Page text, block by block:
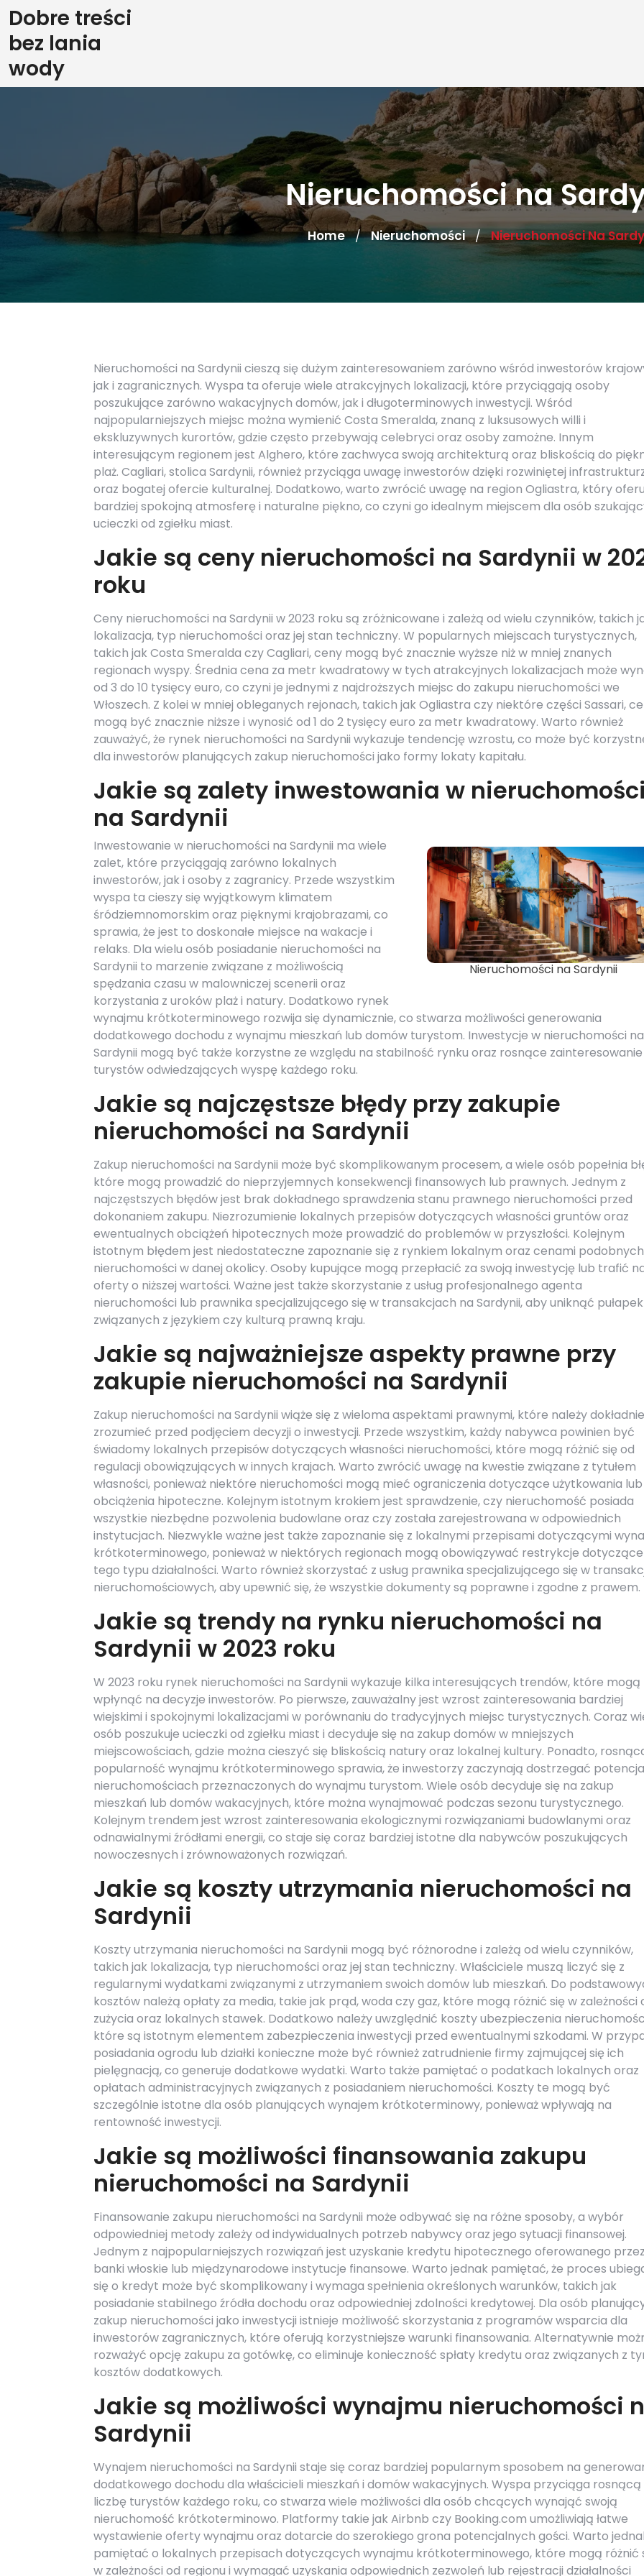
Skip
to
content
Dobre treści
bez lania
wody
Nieruchomości na
Home / Nieruchomości / Nieruchomości Na
Nieruchomości na Sardynii cieszą się dużym zainteresowaniem zarówno wśród inwestorów
jak i zagranicznych. Wyspa ta oferuje wiele atrakcyjnych lokalizacji, które przyciągają osoby
poszukujące zarówno wakacyjnych domów, jak i długoterminowych inwestycji. Wśród
najpopularniejszych miejsc można wymienić Costa Smeralda, znaną z luksusowych willi i
ekskluzywnych kurortów, gdzie często przebywają celebryci oraz osoby zamożne. Innym
interesującym regionem jest Alghero, które zachwyca swoją architekturą oraz bliskością do
plaż. Cagliari, stolica Sardynii, również przyciąga uwagę inwestorów dzięki rozwiniętej
oraz bogatej ofercie kulturalnej. Dodatkowo, warto zwrócić uwagę na region Ogliastra, który
bardziej spokojną atmosferę i naturalne piękno, co czyni go idealnym miejscem dla osób
ucieczki od zgiełku miast.
Jakie są ceny nieruchomości na Sardynii w
roku
Ceny nieruchomości na Sardynii w 2023 roku są zróżnicowane i zależą od wielu czynników, takich
lokalizacja, typ nieruchomości oraz jej stan techniczny. W popularnych miejscach turystycznych,
takich jak Costa Smeralda czy Cagliari, ceny mogą być znacznie wyższe niż w mniej znanych
regionach wyspy. Średnia cena za metr kwadratowy w tych atrakcyjnych lokalizacjach może
od 3 do 10 tysięcy euro, co czyni je jednymi z najdroższych miejsc do zakupu nieruchomości we
Włoszech. Z kolei w mniej obleganych rejonach, takich jak Ogliastra czy niektóre części Sassari,
mogą być znacznie niższe i wynosić od 1 do 2 tysięcy euro za metr kwadratowy. Warto również
zauważyć, że rynek nieruchomości na Sardynii wykazuje tendencję wzrostu, co może być
dla inwestorów planujących zakup nieruchomości jako formy lokaty kapitału.
Jakie są zalety inwestowania w nieruchomości
na Sardynii
Nieruchomości na Sardynii
Inwestowanie w nieruchomości na Sardynii ma wiele
zalet, które przyciągają zarówno lokalnych
inwestorów, jak i osoby z zagranicy. Przede wszystkim
wyspa ta cieszy się wyjątkowym klimatem
śródziemnomorskim oraz pięknymi krajobrazami, co
sprawia, że jest to doskonałe miejsce na wakacje i
relaks. Dla wielu osób posiadanie nieruchomości na
Sardynii to marzenie związane z możliwością
spędzania czasu w malowniczej scenerii oraz
korzystania z uroków plaż i natury. Dodatkowo rynek
wynajmu krótkoterminowego rozwija się dynamicznie, co stwarza możliwości generowania
dodatkowego dochodu z wynajmu mieszkań lub domów turystom. Inwestycje w nieruchomości na
Sardynii mogą być także korzystne ze względu na stabilność rynku oraz rosnące zainteresowanie
turystów odwiedzających wyspę każdego roku.
Jakie są najczęstsze błędy przy zakupie
nieruchomości na Sardynii
Zakup nieruchomości na Sardynii może być skomplikowanym procesem, a wiele osób popełnia
które mogą prowadzić do nieprzyjemnych konsekwencji finansowych lub prawnych. Jednym z
najczęstszych błędów jest brak dokładnego sprawdzenia stanu prawnego nieruchomości przed
dokonaniem zakupu. Niezrozumienie lokalnych przepisów dotyczących własności gruntów oraz
ewentualnych obciążeń hipotecznych może prowadzić do problemów w przyszłości. Kolejnym
istotnym błędem jest niedostateczne zapoznanie się z rynkiem lokalnym oraz cenami podobnych
nieruchomości w danej okolicy. Osoby kupujące mogą przepłacić za swoją inwestycję lub trafić
oferty o niższej wartości. Ważne jest także skorzystanie z usług profesjonalnego agenta
nieruchomości lub prawnika specjalizującego się w transakcjach na Sardynii, aby uniknąć pułapek
związanych z językiem czy kulturą prawną kraju.
Jakie są najważniejsze aspekty prawne przy
zakupie nieruchomości na Sardynii
Zakup nieruchomości na Sardynii wiąże się z wieloma aspektami prawnymi, które należy dokładnie
zrozumieć przed podjęciem decyzji o inwestycji. Przede wszystkim, każdy nabywca powinien być
świadomy lokalnych przepisów dotyczących własności nieruchomości, które mogą różnić się od
regulacji obowiązujących w innych krajach. Warto zwrócić uwagę na kwestie związane z tytułem
własności, ponieważ niektóre nieruchomości mogą mieć ograniczenia dotyczące użytkowania lub
obciążenia hipoteczne. Kolejnym istotnym krokiem jest sprawdzenie, czy nieruchomość posiada
wszystkie niezbędne pozwolenia budowlane oraz czy została zarejestrowana w odpowiednich
instytucjach. Niezwykle ważne jest także zapoznanie się z lokalnymi przepisami dotyczącymi
krótkoterminowego, ponieważ w niektórych regionach mogą obowiązywać restrykcje dotyczące
tego typu działalności. Warto również skorzystać z usług prawnika specjalizującego się w
nieruchomościowych, aby upewnić się, że wszystkie dokumenty są poprawne i zgodne z prawem.
Jakie są trendy na rynku nieruchomości na
Sardynii w 2023 roku
W 2023 roku rynek nieruchomości na Sardynii wykazuje kilka interesujących trendów, które mogą
wpłynąć na decyzje inwestorów. Po pierwsze, zauważalny jest wzrost zainteresowania bardziej
wiejskimi i spokojnymi lokalizacjami w porównaniu do tradycyjnych miejsc turystycznych. Coraz
osób poszukuje ucieczki od zgiełku miast i decyduje się na zakup domów w mniejszych
miejscowościach, gdzie można cieszyć się bliskością natury oraz lokalnej kultury. Ponadto,
popularność wynajmu krótkoterminowego sprawia, że inwestorzy zaczynają dostrzegać
nieruchomościach przeznaczonych do wynajmu turystom. Wiele osób decyduje się na zakup
mieszkań lub domów wakacyjnych, które można wynajmować podczas sezonu turystycznego.
Kolejnym trendem jest wzrost zainteresowania ekologicznymi rozwiązaniami budowlanymi oraz
odnawialnymi źródłami energii, co staje się coraz bardziej istotne dla nabywców poszukujących
nowoczesnych i zrównoważonych rozwiązań.
Jakie są koszty utrzymania nieruchomości na
Sardynii
Koszty utrzymania nieruchomości na Sardynii mogą być różnorodne i zależą od wielu czynników,
takich jak lokalizacja, typ nieruchomości oraz jej stan techniczny. Właściciele muszą liczyć się z
regularnymi wydatkami związanymi z utrzymaniem swoich domów lub mieszkań. Do
kosztów należą opłaty za media, takie jak prąd, woda czy gaz, które mogą różnić się w zależności
zużycia oraz lokalnych stawek. Dodatkowo należy uwzględnić koszty ubezpieczenia
które są istotnym elementem zabezpieczenia inwestycji przed ewentualnymi szkodami. W
posiadania ogrodu lub działki konieczne może być również zatrudnienie firmy zajmującej się ich
pielęgnacją, co generuje dodatkowe wydatki. Warto także pamiętać o podatkach lokalnych oraz
opłatach administracyjnych związanych z posiadaniem nieruchomości. Koszty te mogą być
szczególnie istotne dla osób planujących wynajem krótkoterminowy, ponieważ wpływają na
rentowność inwestycji.
Jakie są możliwości finansowania zakupu
nieruchomości na Sardynii
Finansowanie zakupu nieruchomości na Sardynii może odbywać się na różne sposoby, a wybór
odpowiedniej metody zależy od indywidualnych potrzeb nabywcy oraz jego sytuacji finansowej.
Jednym z najpopularniejszych rozwiązań jest uzyskanie kredytu hipotecznego oferowanego przez
banki włoskie lub międzynarodowe instytucje finansowe. Warto jednak pamiętać, że proces
się o kredyt może być skomplikowany i wymaga spełnienia określonych warunków, takich jak
posiadanie stabilnego źródła dochodu oraz odpowiedniej zdolności kredytowej. Dla osób
zakup nieruchomości jako inwestycji istnieje możliwość skorzystania z programów wsparcia dla
inwestorów zagranicznych, które oferują korzystniejsze warunki finansowania. Alternatywnie
rozważyć opcję zakupu za gotówkę, co eliminuje konieczność spłaty kredytu oraz związanych z
kosztów dodatkowych.
Jakie są możliwości wynajmu nieruchomości
Sardynii
Wynajem nieruchomości na Sardynii staje się coraz bardziej popularnym sposobem na
dodatkowego dochodu dla właścicieli mieszkań i domów wakacyjnych. Wyspa przyciąga rosnącą
liczbę turystów każdego roku, co stwarza wiele możliwości dla osób chcących wynająć swoją
nieruchomość krótkoterminowo. Platformy takie jak Airbnb czy Booking.com umożliwiają łatwe
wystawienie oferty wynajmu oraz dotarcie do szerokiego grona potencjalnych gości. Warto
pamiętać o lokalnych przepisach dotyczących wynajmu krótkoterminowego, które mogą różnić
w zależności od regionu i wymagać uzyskania odpowiednich zezwoleń lub rejestracji działalności